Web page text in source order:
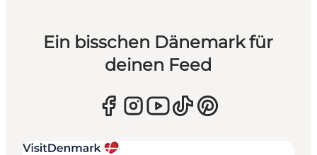
Ein bisschen Dänemark für
deinen Feed